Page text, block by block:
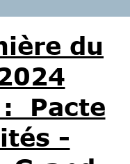
du
: Pacte
-